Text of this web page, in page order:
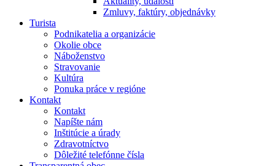
Zmluvy, faktúry, objednávky
Turista
Podnikatelia a organizácie
Okolie obce
Náboženstvo
Stravovanie
Kultúra
Ponuka práce v regióne
Kontakt
Kontakt
Napíšte nám
Inštitúcie a úrady
Zdravotníctvo
Dôležité telefónne čísla